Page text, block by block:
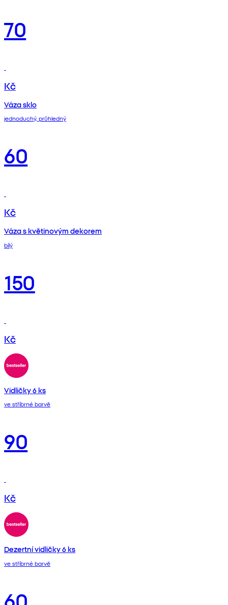
70
Kč
Váza sklo
jednoduchý, průhledný
60
Kč
Váza s květinovým dekorem
bílý
150
Kč
Vidličky 6 ks
ve stříbrné barvě
90
Kč
Dezertní vidličky 6 ks
ve stříbrné barvě
60